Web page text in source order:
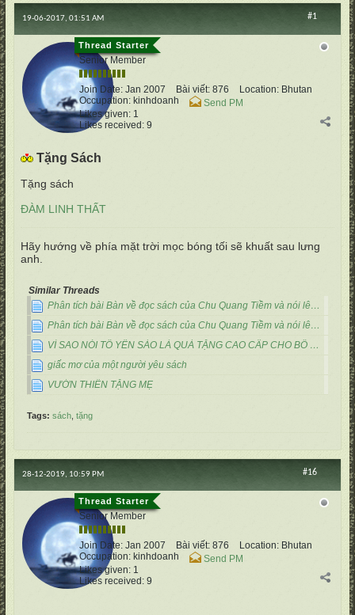
#1
19-06-2017, 01:51 AM
vertumnus
Senior Member
Join Date: Jan 2007 Bài viết: 876 Location: Bhutan
Occupation: kinhdoanh
Send PM
Likes given: 1
Likes received: 9
Tặng Sách
Tặng sách
ĐÀM LINH THẤT
Hãy hướng về phía mặt trời mọc bóng tối sẽ khuất sau lưng
anh.
Similar Threads
Phân tích bài Bàn về đọc sách của Chu Quang Tiềm và nói lên cảm nghĩ lớp 9
Phân tích bài Bàn về đọc sách của Chu Quang Tiềm và nói lên cảm nghĩ lớp 9
VÌ SAO NÓI TỔ YẾN SÀO LÀ QUÀ TẶNG CAO CẤP CHO BỐ MẸ?
giấc mơ của một người yêu sách
VƯỜN THIỀN TẶNG MẸ
Tags: sách tặng
#16
28-12-2019, 10:59 PM
vertumnus
Senior Member
Join Date: Jan 2007 Bài viết: 876 Location: Bhutan
Occupation: kinhdoanh
Send PM
Likes given: 1
Likes received: 9